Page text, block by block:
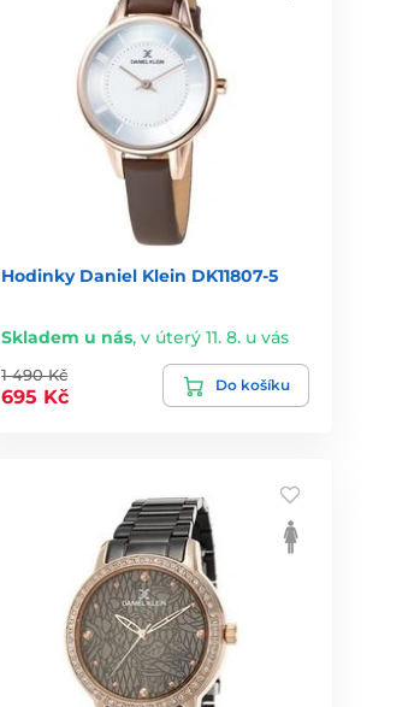
Hodinky Daniel Klein DK11807-5
Skladem u nás,v úterý 11. 8. u vás
1 490 Kč
695 Kč
Do košíku